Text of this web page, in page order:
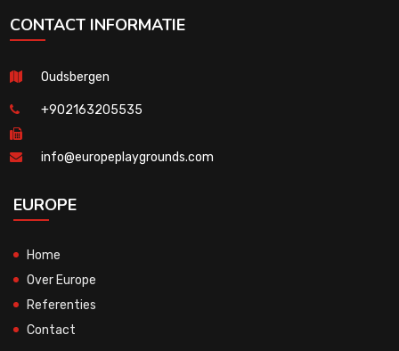
CONTACT INFORMATIE
Oudsbergen
+902163205535
info@europeplaygrounds.com
EUROPE
Home
Over Europe
Referenties
Contact